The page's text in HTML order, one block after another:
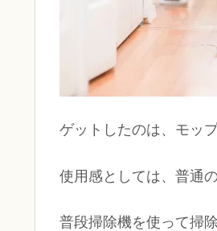
ゲットしたのは、モッ
使用感としては、普通
普段掃除機を使って掃